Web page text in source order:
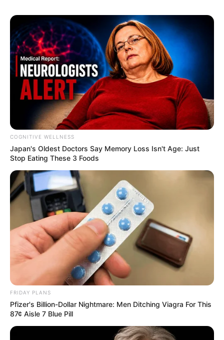
COGNITIVE WELLNESS
Japan's Oldest Doctors Say Me​mory Lo​ss Isn't Age: Just
Stop Eating These 3 Foods
FRIDAY PLANS
Pfizer's Billion-Dollar Nightmare: Men Ditching Viagra For This
87¢ Aisle 7 Blue Pill